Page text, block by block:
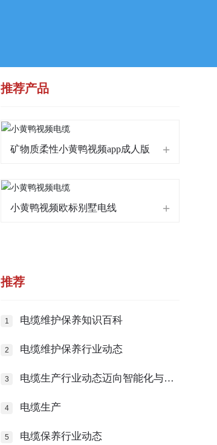
推荐产品
矿物质柔性小黄鸭视频app成人版
小黄鸭视频欧标别墅电线
推荐
电缆维护保养知识百科
电缆维护保养行业动态
电缆生产行业动态迈向智能化与绿
电缆生产
电缆保养行业动态